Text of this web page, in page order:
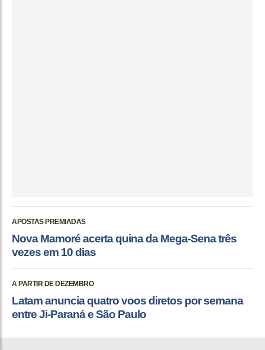
APOSTAS PREMIADAS
Nova Mamoré acerta quina da Mega-Sena três
vezes em 10 dias
A PARTIR DE DEZEMBRO
Latam anuncia quatro voos diretos por semana
entre Ji-Paraná e São Paulo